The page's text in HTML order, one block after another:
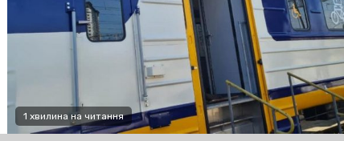
1 хвилина на читання